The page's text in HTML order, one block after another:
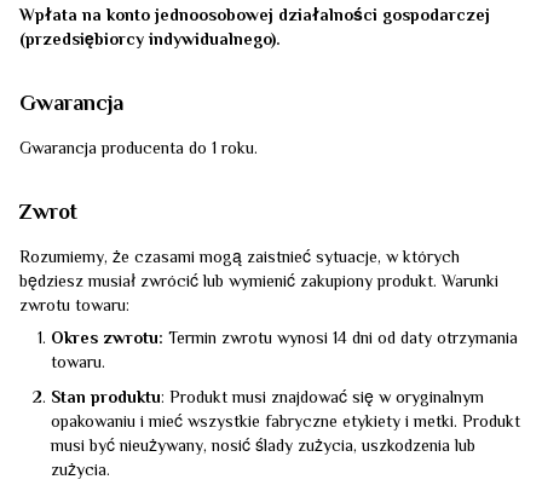
Wpłata na konto jednoosobowej działalności gospodarczej
(przedsiębiorcy indywidualnego).
Gwarancja
Gwarancja producenta do 1 roku.
Zwrot
Rozumiemy, że czasami mogą zaistnieć sytuacje, w których
będziesz musiał zwrócić lub wymienić zakupiony produkt. Warunki
zwrotu towaru:
Okres zwrotu: Termin zwrotu wynosi 14 dni od daty otrzymania
towaru.
Stan produktu: Produkt musi znajdować się w oryginalnym
opakowaniu i mieć wszystkie fabryczne etykiety i metki. Produkt
musi być nieużywany, nosić ślady zużycia, uszkodzenia lub
zużycia.